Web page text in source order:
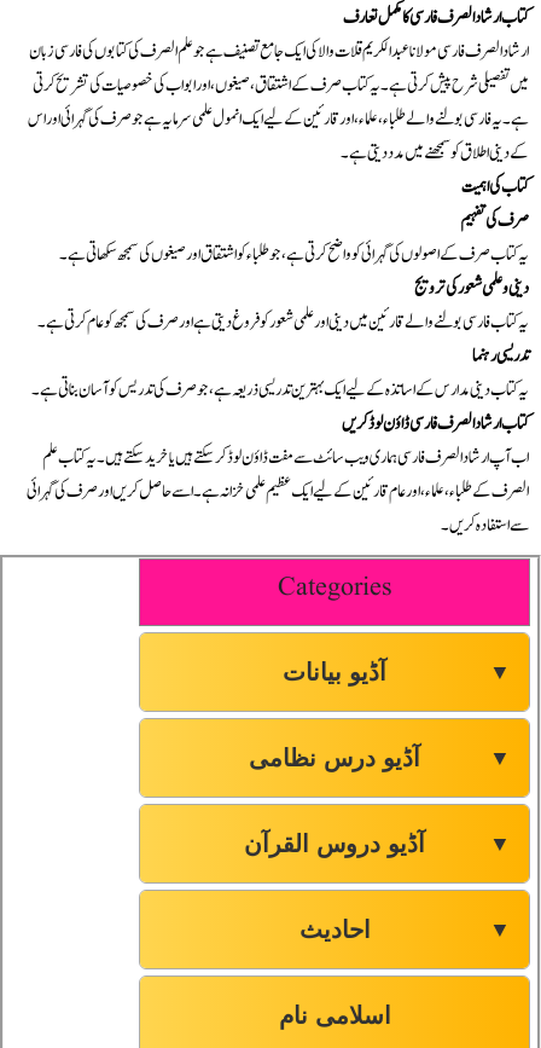
کتاب ارشاد الصرف فارسی کا مکمل تعارف
ارشاد الصرف فارسی مولانا عبدالکریم قلات والا کی ایک جامع تصنیف ہے جو علم الصرف کی کتابوں کی فارسی زبان
میں تفصیلی شرح پیش کرتی ہے۔ یہ کتاب صرف کے اشتقاق، صیغوں، اور ابواب کی خصوصیات کی تشریح کرتی
ہے۔ یہ فارسی بولنے والے طلباء، علماء، اور قارئین کے لیے ایک انمول علمی سرمایہ ہے جو صرف کی گہرائی اور اس
کے دینی اطلاق کو سمجھنے میں مدد دیتی ہے۔
کتاب کی اہمیت
صرف کی تفہیم
یہ کتاب صرف کے اصولوں کی گہرائی کو واضح کرتی ہے، جو طلباء کو اشتقاق اور صیغوں کی سمجھ سکھاتی ہے۔
دینی و علمی شعور کی ترویج
یہ کتاب فارسی بولنے والے قارئین میں دینی اور علمی شعور کو فروغ دیتی ہے اور صرف کی سمجھ کو عام کرتی ہے۔
تدریسی رہنما
یہ کتاب دینی مدارس کے اساتذہ کے لیے ایک بہترین تدریسی ذریعہ ہے، جو صرف کی تدریس کو آسان بناتی ہے۔
کتاب ارشاد الصرف فارسی ڈاؤن لوڈ کریں
اب آپ ارشاد الصرف فارسی ہماری ویب سائٹ سے مفت ڈاؤن لوڈ کر سکتے ہیں یا خرید سکتے ہیں۔ یہ کتاب علم
الصرف کے طلباء، علماء، اور عام قارئین کے لیے ایک عظیم علمی خزانہ ہے۔ اسے حاصل کریں اور صرف کی گہرائی
سے استفادہ کریں۔
Categories
آڈیو بیانات ▼
آڈیو درس نظامی ▼
آڈیو دروس القرآن ▼
احادیث ▼
اسلامی نام